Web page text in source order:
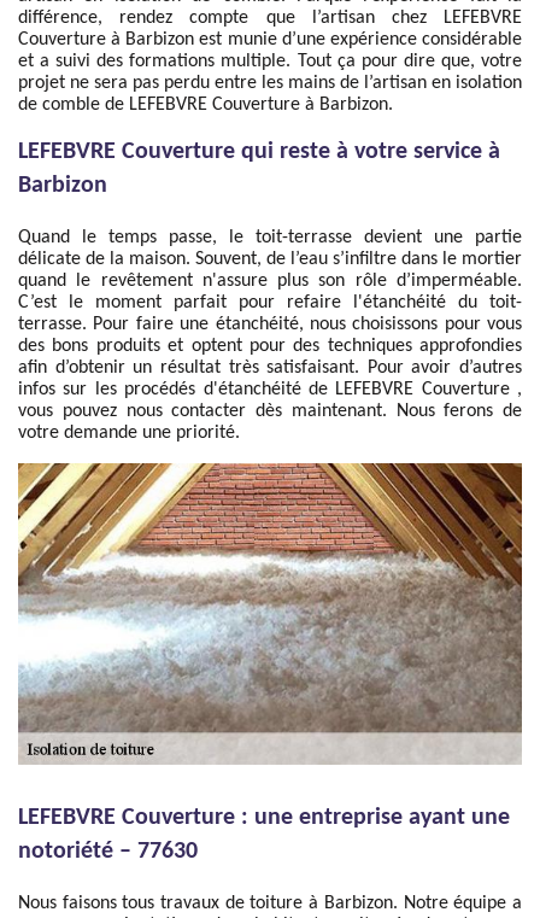
différence, rendez compte que l’artisan chez LEFEBVRE
Couverture à Barbizon est munie d’une expérience considérable
et a suivi des formations multiple. Tout ça pour dire que, votre
projet ne sera pas perdu entre les mains de l’artisan en isolation
de comble de LEFEBVRE Couverture à Barbizon.
LEFEBVRE Couverture qui reste à votre service à
Barbizon
Quand le temps passe, le toit-terrasse devient une partie
délicate de la maison. Souvent, de l’eau s’infiltre dans le mortier
quand le revêtement n'assure plus son rôle d’imperméable.
C’est le moment parfait pour refaire l'étanchéité du toit-
terrasse. Pour faire une étanchéité, nous choisissons pour vous
des bons produits et optent pour des techniques approfondies
afin d’obtenir un résultat très satisfaisant. Pour avoir d’autres
infos sur les procédés d'étanchéité de LEFEBVRE Couverture ,
vous pouvez nous contacter dès maintenant. Nous ferons de
votre demande une priorité.
LEFEBVRE Couverture : une entreprise ayant une
notoriété – 77630
Nous faisons tous travaux de toiture à Barbizon. Notre équipe a